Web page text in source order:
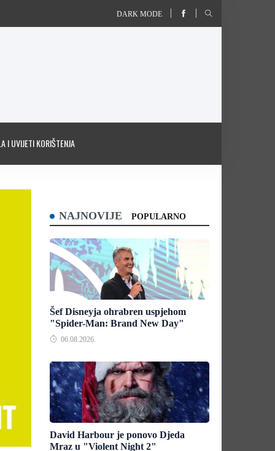
DARK MODE
I UVIJETI KORIŠTENJA
NAJNOVIJE POPULARNO
Šef Disneyja ohrabren uspjehom
"Spider-Man: Brand New Day"
06.08.2026.
David Harbour je ponovo Djeda
Mraz u "Violent Night 2"